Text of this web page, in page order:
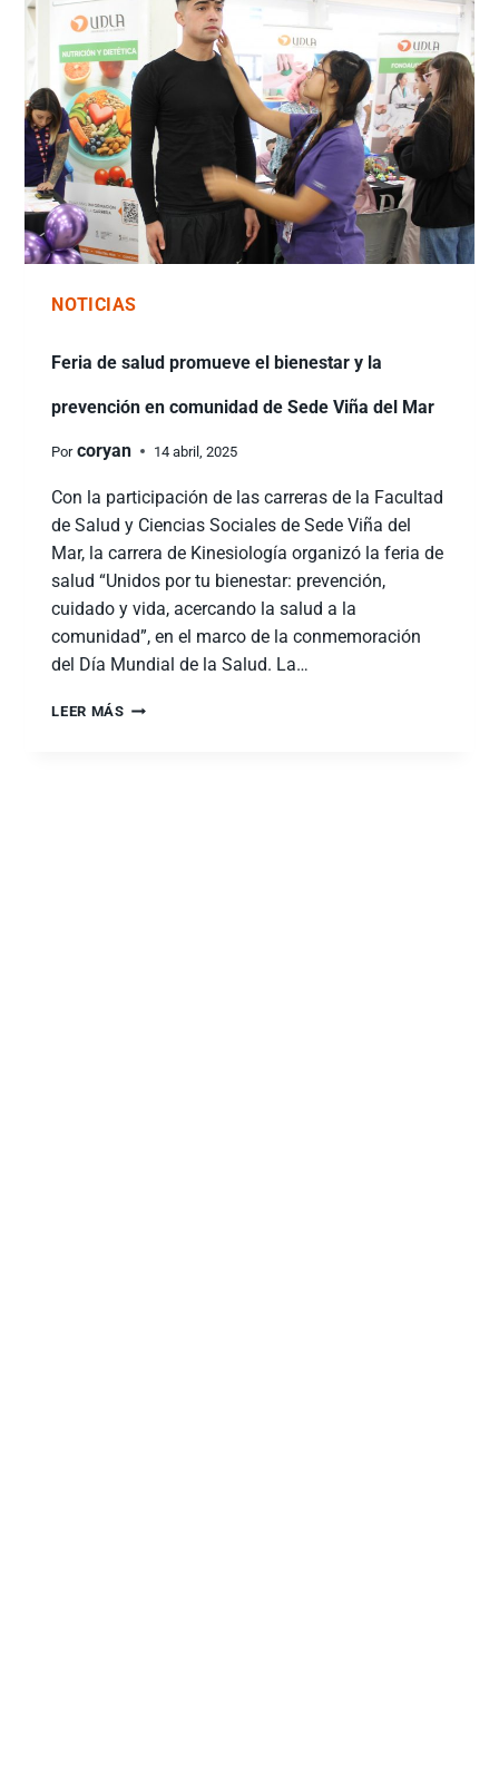
NOTICIAS
Feria de salud promueve el bienestar y la
prevención en comunidad de Sede Viña del Mar
Por coryan 14 abril, 2025
Con la participación de las carreras de la Facultad
de Salud y Ciencias Sociales de Sede Viña del
Mar, la carrera de Kinesiología organizó la feria de
salud “Unidos por tu bienestar: prevención,
cuidado y vida, acercando la salud a la
comunidad”, en el marco de la conmemoración
del Día Mundial de la Salud. La…
LEER MÁS